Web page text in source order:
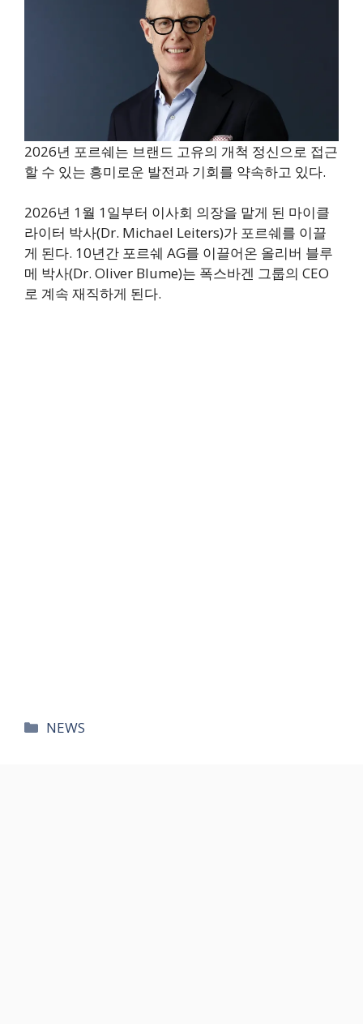
2026년 포르쉐는 브랜드 고유의 개척 정신으로 접근
할 수 있는 흥미로운 발전과 기회를 약속하고 있다.
2026년 1월 1일부터 이사회 의장을 맡게 된 마이클
라이터 박사(Dr. Michael Leiters)가 포르쉐를 이끌
게 된다. 10년간 포르쉐 AG를 이끌어온 올리버 블루
메 박사(Dr. Oliver Blume)는 폭스바겐 그룹의 CEO
로 계속 재직하게 된다.
카
NEWS